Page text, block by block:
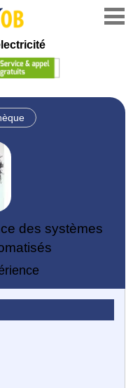
des systèmes